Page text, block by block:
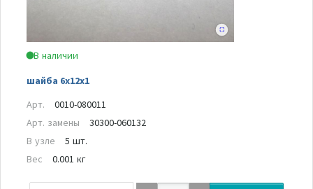
В наличии
шайба 6x12x1
Арт.
0010-080011
Арт. замены
30300-060132
В узле
5 шт.
Вес
0.001 кг